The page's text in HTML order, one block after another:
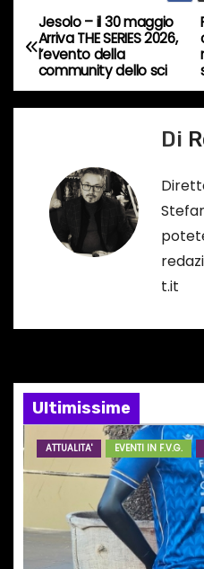
r
s
o
…
N
a
v
o
e
a
r
t
Jesolo – il 30 maggio
Arriva THE SERIES 2026,
l’evento della
community dello sci
Di
t.it
Ultimissime
ATTUALITA' EVENTI IN F.V.G.